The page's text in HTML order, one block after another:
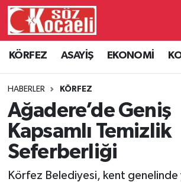
KÖRFEZ ASAYİŞ EKONOMİ
HABERLER KÖRFEZ
Ağadere’de Geniş
Kapsamlı Temizlik
Seferberliği
Körfez Belediyesi, kent
Kocaeli Hava Durumu
Kocaeli Namaz Vakitleri
Kocaeli Trafik Yoğunluk Haritası
Süper Lig Puan Durumu ve